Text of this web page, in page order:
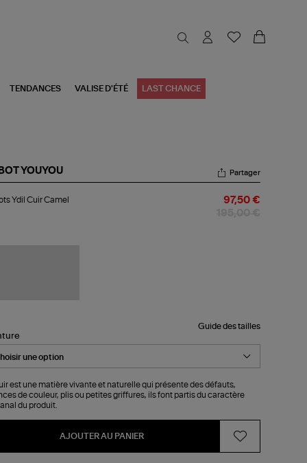
TENDANCES VALISE D'ÉTÉ LAST CHANCE
YOUYOU Partager
Ydil Cuir Camel 97,50 €
Guide des tailles
est une matière vivante et naturelle qui présente des défauts,
de couleur, plis ou petites griffures, ils font partis du caractère
du produit.
AJOUTER AU PANIER